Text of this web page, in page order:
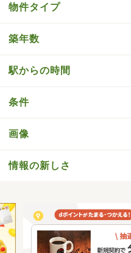
物件タイプ
築年数
駅からの時間
条件
画像
情報の新しさ